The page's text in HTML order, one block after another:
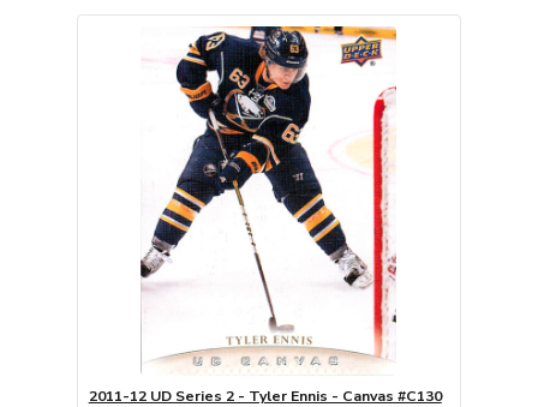
2011-12 UD Series 2 - Tyler Ennis - Canvas #C130